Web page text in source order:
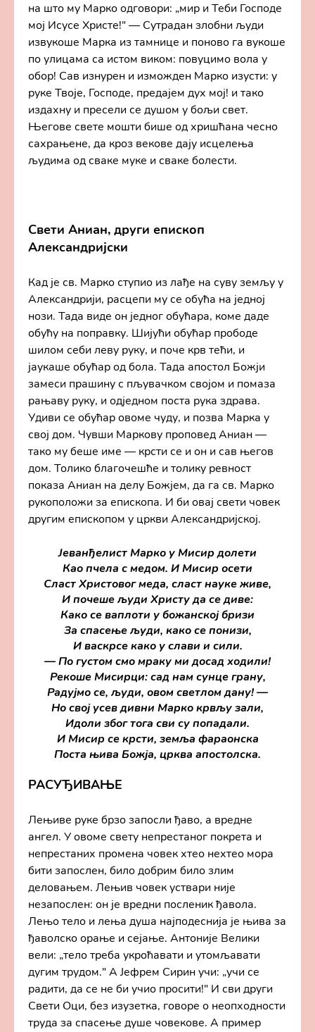
на што му Марко одговори: „мир и Теби Господе
мој Исусе Христе!" — Сутрадан злобни људи
извукоше Марка из тамнице и поново га вукоше
по улицама са истом виком: повуцимо вола у
обор! Сав изнурен и изможден Марко изусти: у
руке Твоје, Господе, предајем дух мој! и тако
издахну и пресели се душом у бољи свет.
Његове свете мошти бише од хришћана чесно
сахрањене, да кроз векове дају исцелења
људима од сваке муке и сваке болести.
Свети Аниан, други епископ
Александријски
Кад је св. Марко ступио из лађе на суву земљу у
Александрији, расцепи му се обућа на једној
нози. Тада виде он једног обућара, коме даде
обућу на поправку. Шијући обућар прободе
шилом себи леву руку, и поче крв тећи, и
јаукаше обућар од бола. Тада апостол Божји
замеси прашину с пљувачком својом и помаза
рањаву руку, и одједном поста рука здрава.
Удиви се обућар овоме чуду, и позва Марка у
свој дом. Чувши Маркову проповед Аниан —
тако му беше име — крсти се и он и сав његов
дом. Толико благочешће и толику ревност
показа Аниан на делу Божјем, да га св. Марко
рукоположи за епископа. И би овај свети човек
другим епископом у цркви Александријској.
Јеванђелист Марко у Мисир долети
Као пчела с медом. И Мисир осети
Сласт Христовог меда, сласт науке живе,
И почеше људи Христу да се диве:
Како се ваплоти у божанској бризи
За спасење људи, како се понизи,
И васкрсе како у слави и сили.
— По густом смо мраку ми досад ходили!
Рекоше Мисирци: сад нам сунце грану,
Радујмо се, људи, овом светлом дану! —
Но свој усев дивни Марко крвљу зали,
Идоли због тога сви су попадали.
И Мисир се крсти, земља фараонска
Поста њива Божја, црква апостолска.
РАСУЂИВАЊЕ
Лењиве руке брзо запосли ђаво, а вредне
ангел. У овоме свету непрестаног покрета и
непрестаних промена човек хтео нехтео мора
бити запослен, било добрим било злим
деловањем. Лењив човек уствари није
незапослен: он је вредни посленик ђавола.
Лењо тело и лења душа најподеснија је њива за
ђаволско орање и сејање. Антоније Велики
вели: „тело треба укроћавати и утомљавати
дугим трудом." А Јефрем Сирин учи: „учи се
радити, да се не би учио просити!" И сви други
Свети Оци, без изузетка, говоре о неопходности
труда за спасење душе човекове. А пример